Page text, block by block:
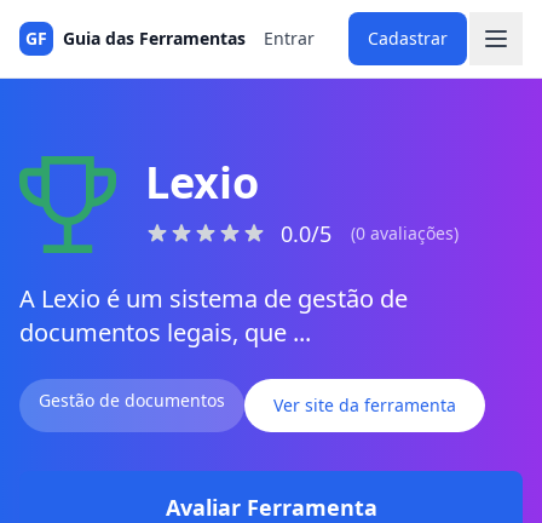
GF Guia das Ferramentas Entrar Cadastrar
Lexio
0.0/5 (0 avaliações)
A Lexio é um sistema de gestão de
documentos legais, que ...
Gestão de documentos Ver site da ferramenta
Avaliar Ferramenta